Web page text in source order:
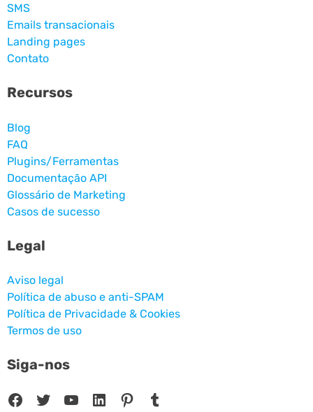
SMS
Emails transacionais
Landing pages
Contato
Recursos
Blog
FAQ
Plugins/Ferramentas
Documentação API
Glossário de Marketing
Casos de sucesso
Legal
Aviso legal
Política de abuso e anti-SPAM
Política de Privacidade & Cookies
Termos de uso
Siga-nos
Facebook Twitter Youtube LinkedIn Pinterest Tumblr